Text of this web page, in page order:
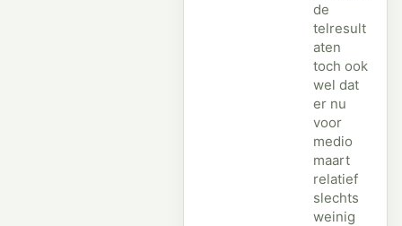
de
telresult
aten
toch ook
wel dat
er nu
voor
medio
maart
relatief
slechts
weinig